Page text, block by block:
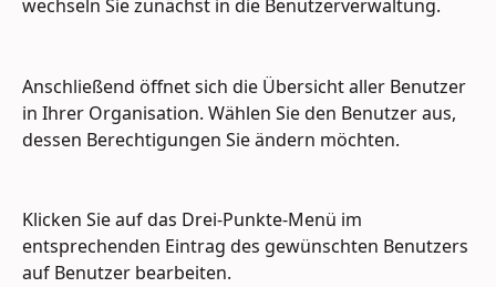
wechseln Sie zunächst in die Benutzerverwaltung.
Anschließend öffnet sich die Übersicht aller Benutzer
in Ihrer Organisation. Wählen Sie den Benutzer aus,
dessen Berechtigungen Sie ändern möchten.
Klicken Sie auf das Drei-Punkte-Menü im
entsprechenden Eintrag des gewünschten Benutzers
auf Benutzer bearbeiten.